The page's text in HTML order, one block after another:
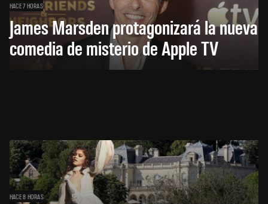
HACE 7 HORAS
James Marsden protagonizará la nueva
comedia de misterio de Apple TV
HACE 8 HORAS